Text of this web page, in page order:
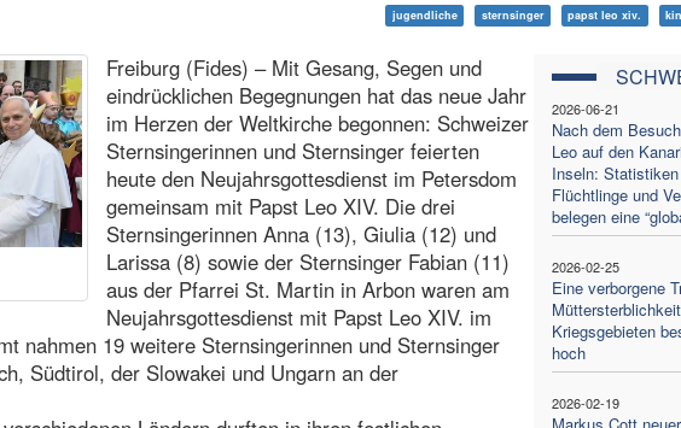
jugendliche sternsinger papst leo xiv.
2026-06-21
Nach dem
Leo auf den
Inseln:
Flüchtlinge und
belegen eine
2026-02-25
Eine verborgene
Kriegsgebieten
hoch
2026-02-19
Freiburg (Fides) – Mit Gesang, Segen und
eindrücklichen Begegnungen hat das neue Jahr
im Herzen der Weltkirche begonnen: Schweizer
Sternsingerinnen und Sternsinger feierten
heute den Neujahrsgottesdienst im Petersdom
gemeinsam mit Papst Leo XIV. Die drei
Sternsingerinnen Anna (13), Giulia (12) und
Larissa (8) sowie der Sternsinger Fabian (11)
aus der Pfarrei St. Martin in Arbon waren am
Neujahrsgottesdienst mit Papst Leo XIV. im
nahmen 19 weitere Sternsingerinnen und Sternsinger
Südtirol, der Slowakei und Ungarn an der